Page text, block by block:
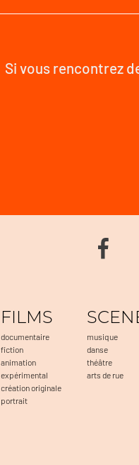
Si vous rencontrez
FILMS
documentaire
fiction
animation
expérimental
création originale
portrait
musique
danse
théâtre
arts de rue